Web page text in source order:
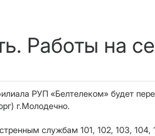
Работы на
РУП «Белтелеком» будет
г.Молодечно.
службам 101, 102, 103,